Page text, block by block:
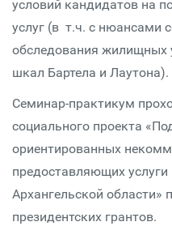
условий кандидатов на
услуг (в т.ч. с нюансами
обследования жилищных
шкал Бартела и Лаутона).
Семинар-практикум
социального проекта
ориентированных
предоставляющих
Архангельской
президентских грантов.